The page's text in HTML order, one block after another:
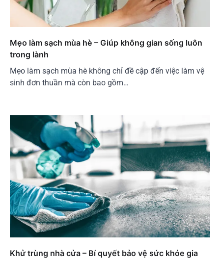
Mẹo làm sạch mùa hè – Giúp không gian sống luôn
trong lành
Mẹo làm sạch mùa hè không chỉ đề cập đến việc làm vệ
sinh đơn thuần mà còn bao gồm…
Khử trùng nhà cửa – Bí quyết bảo vệ sức khỏe gia